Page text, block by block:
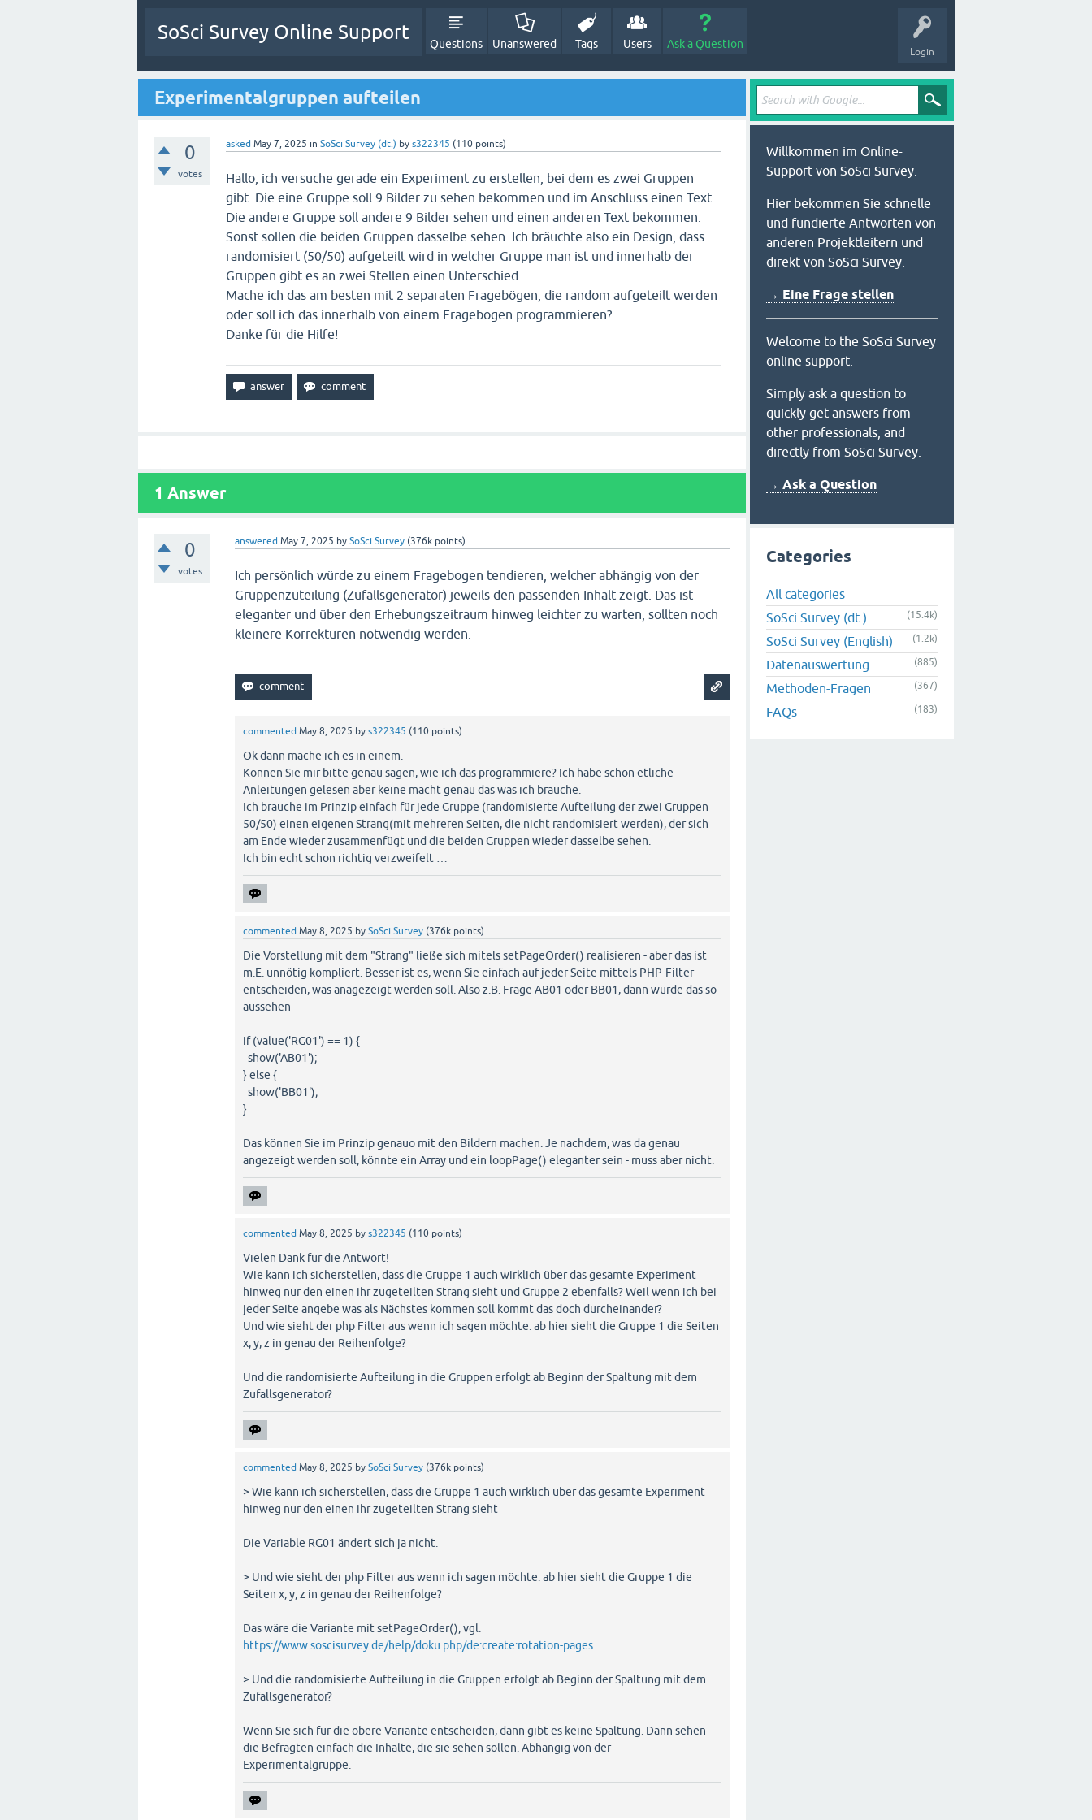
Login
SoSci Survey Online Support
Questions Unanswered Tags Users Ask a Question
Experimentalgruppen aufteilen
0
votes
asked May 7, 2025 in SoSci Survey (dt.) by s322345 (110 points)
Hallo, ich versuche gerade ein Experiment zu erstellen, bei dem es zwei Gruppen
gibt. Die eine Gruppe soll 9 Bilder zu sehen bekommen und im Anschluss einen Text.
Die andere Gruppe soll andere 9 Bilder sehen und einen anderen Text bekommen.
Sonst sollen die beiden Gruppen dasselbe sehen. Ich bräuchte also ein Design, dass
randomisiert (50/50) aufgeteilt wird in welcher Gruppe man ist und innerhalb der
Gruppen gibt es an zwei Stellen einen Unterschied.
Mache ich das am besten mit 2 separaten Fragebögen, die random aufgeteilt werden
oder soll ich das innerhalb von einem Fragebogen programmieren?
Danke für die Hilfe!
1 Answer
0
votes
answered May 7, 2025 bySoSci Survey (376k points)
Ich persönlich würde zu einem Fragebogen tendieren, welcher abhängig von der
Gruppenzuteilung (Zufallsgenerator) jeweils den passenden Inhalt zeigt. Das ist
eleganter und über den Erhebungszeitraum hinweg leichter zu warten, sollten noch
kleinere Korrekturen notwendig werden.
commented May 8, 2025 bys322345 (110 points)
Ok dann mache ich es in einem.
Können Sie mir bitte genau sagen, wie ich das programmiere? Ich habe schon etliche
Anleitungen gelesen aber keine macht genau das was ich brauche.
Ich brauche im Prinzip einfach für jede Gruppe (randomisierte Aufteilung der zwei Gruppen
50/50) einen eigenen Strang(mit mehreren Seiten, die nicht randomisiert werden), der sich
am Ende wieder zusammenfügt und die beiden Gruppen wieder dasselbe sehen.
Ich bin echt schon richtig verzweifelt …
commented May 8, 2025 bySoSci Survey (376k points)
Die Vorstellung mit dem "Strang" ließe sich mitels setPageOrder() realisieren - aber das ist
m.E. unnötig kompliert. Besser ist es, wenn Sie einfach auf jeder Seite mittels PHP-Filter
entscheiden, was anagezeigt werden soll. Also z.B. Frage AB01 oder BB01, dann würde das so
aussehen
if (value('RG01') == 1) {
show('AB01');
} else {
show('BB01');
}
Das können Sie im Prinzip genauo mit den Bildern machen. Je nachdem, was da genau
angezeigt werden soll, könnte ein Array und ein loopPage() eleganter sein - muss aber nicht.
commented May 8, 2025 bys322345 (110 points)
Vielen Dank für die Antwort!
Wie kann ich sicherstellen, dass die Gruppe 1 auch wirklich über das gesamte Experiment
hinweg nur den einen ihr zugeteilten Strang sieht und Gruppe 2 ebenfalls? Weil wenn ich bei
jeder Seite angebe was als Nächstes kommen soll kommt das doch durcheinander?
Und wie sieht der php Filter aus wenn ich sagen möchte: ab hier sieht die Gruppe 1 die Seiten
x, y, z in genau der Reihenfolge?
Und die randomisierte Aufteilung in die Gruppen erfolgt ab Beginn der Spaltung mit dem
Zufallsgenerator?
commented May 8, 2025 bySoSci Survey (376k points)
> Wie kann ich sicherstellen, dass die Gruppe 1 auch wirklich über das gesamte Experiment
hinweg nur den einen ihr zugeteilten Strang sieht
Die Variable RG01 ändert sich ja nicht.
> Und wie sieht der php Filter aus wenn ich sagen möchte: ab hier sieht die Gruppe 1 die
Seiten x, y, z in genau der Reihenfolge?
Das wäre die Variante mit setPageOrder(), vgl.
https://www.soscisurvey.de/help/doku.php/de:create:rotation-pages
> Und die randomisierte Aufteilung in die Gruppen erfolgt ab Beginn der Spaltung mit dem
Zufallsgenerator?
Wenn Sie sich für die obere Variante entscheiden, dann gibt es keine Spaltung. Dann sehen
die Befragten einfach die Inhalte, die sie sehen sollen. Abhängig von der
Experimentalgruppe.
Willkommen im Online-
Support von SoSci Survey.
Hier bekommen Sie schnelle
und fundierte Antworten von
anderen Projektleitern und
direkt von SoSci Survey.
→ Eine Frage stellen
Welcome to the SoSci Survey
online support.
Simply ask a question to
quickly get answers from
other professionals, and
directly from SoSci Survey.
→ Ask a Question
Categories
All categories
SoSci Survey (dt.)
(15.4k)
SoSci Survey (English) (1.2k)
Datenauswertung (885)
Methoden-Fragen (367)
FAQs (183)